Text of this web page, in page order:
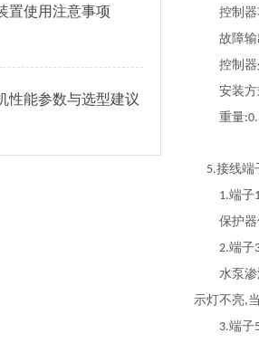
置使用注意事项
性能参数与选型建议
控制器
故障输
控制器
安装方
重量
5.接线端
1.端子
保护器
2.端子
水泵渗
示灯不亮,
3.端子